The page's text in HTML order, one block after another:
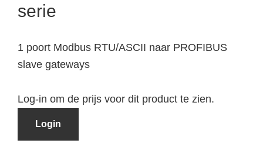
serie
1 poort Modbus RTU/ASCII naar PROFIBUS
slave gateways
Log-in om de prijs voor dit product te zien.
Login